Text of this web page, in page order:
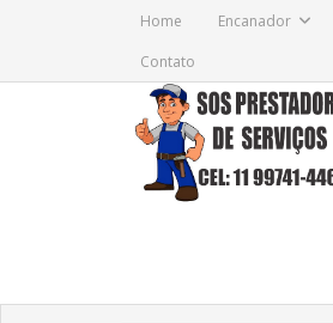
Home Encanador
Contato